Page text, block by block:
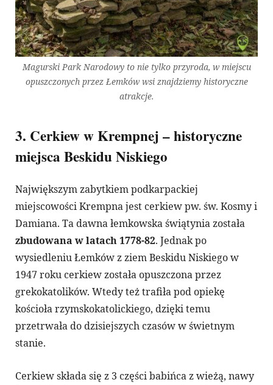
Magurski Park Narodowy to nie tylko przyroda, w miejscu
opuszczonych przez Łemków wsi znajdziemy historyczne
atrakcje.
3. Cerkiew w Krempnej – historyczne
miejsca Beskidu Niskiego
Największym zabytkiem podkarpackiej
miejscowości Krempna jest cerkiew pw. św. Kosmy i
Damiana. Ta dawna łemkowska świątynia została
zbudowana w latach 1778-82. Jednak po
wysiedleniu Łemków z ziem Beskidu Niskiego w
1947 roku cerkiew została opuszczona przez
grekokatolików. Wtedy też trafiła pod opiekę
kościoła rzymskokatolickiego, dzięki temu
przetrwała do dzisiejszych czasów w świetnym
stanie.
Cerkiew składa się z 3 części babińca z wieżą, nawy